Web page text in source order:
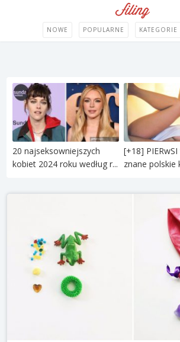
NOWE POPULARNE KATEGORIE
20 najseksowniejszych
kobiet 2024 roku według r...
[+18]
znane polskie